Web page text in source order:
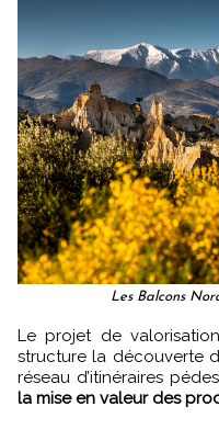
Les Balcons
Le projet de valorisation des balcons nord du Canigó
structure la découverte
réseau d’itinéraires
la mise en valeur des